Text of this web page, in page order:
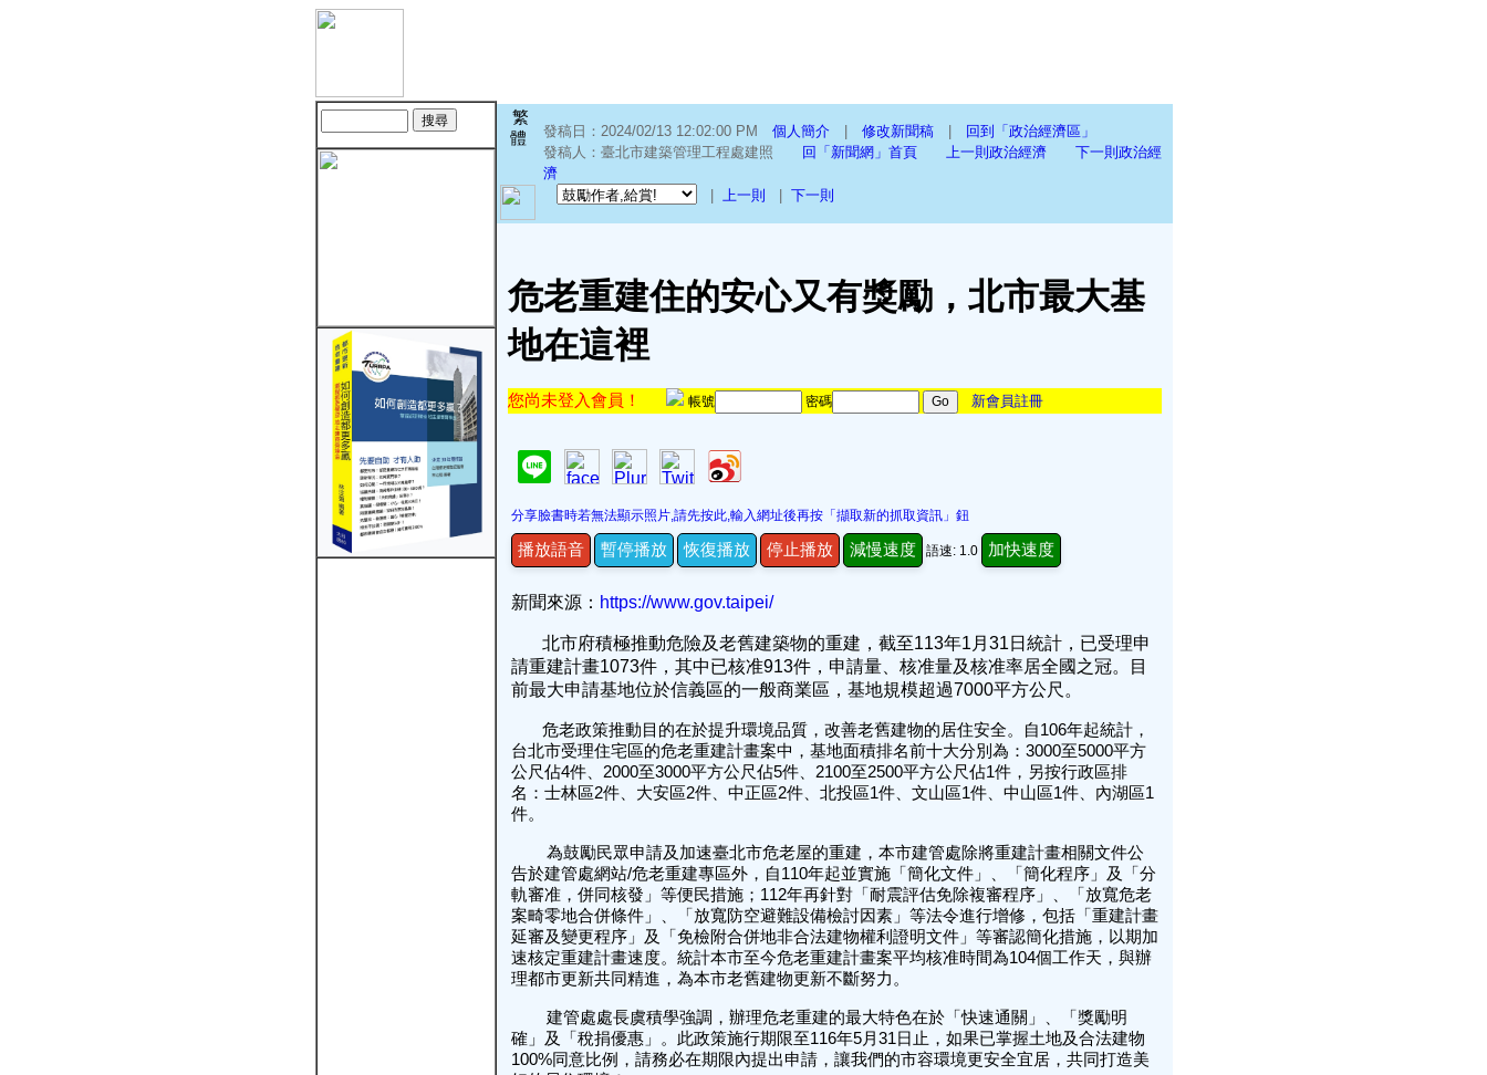
繁
體
發稿日：2024/02/13 12:02:00 PM 個人簡介| 修改新聞稿|
回到「政治經濟區」
發稿人：臺北市建築管理工程處建照
回「新聞網」首頁 上一則政治經濟
下一則政治經
濟
上一則 下一則
危老重建住的安心又有獎勵，北市最大基
地在這裡
您尚未登入會員！ 帳號 密碼 新會員註冊
分享臉書時若無法顯示照片,請先按此,輸入網址後再按「擷取新的抓取資訊」鈕
播放語音 暫停播放 恢復播放 停止播放 減慢速度 語速: 1.0 加快速度
新聞來源： https://www.gov.taipei/
北市府積極推動危險及老舊建築物的重建，截至113年1月31日統計，已受理申
請重建計畫1073件，其中已核准913件，申請量、核准量及核准率居全國之冠。目
前最大申請基地位於信義區的一般商業區，基地規模超過7000平方公尺。
危老政策推動目的在於提升環境品質，改善老舊建物的居住安全。自106年起統計，
台北市受理住宅區的危老重建計畫案中，基地面積排名前十大分別為：3000至5000平方
公尺佔4件、2000至3000平方公尺佔5件、2100至2500平方公尺佔1件，另按行政區排
名：士林區2件、大安區2件、中正區2件、北投區1件、文山區1件、中山區1件、內湖區1
件。
為鼓勵民眾申請及加速臺北市危老屋的重建，本市建管處除將重建計畫相關文件公
告於建管處網站/危老重建專區外，自110年起並實施「簡化文件」、「簡化程序」及「分
軌審准，併同核發」等便民措施；112年再針對「耐震評估免除複審程序」、「放寬危老
案畸零地合併條件」、「放寬防空避難設備檢討因素」等法令進行增修，包括「重建計畫
延審及變更程序」及「免檢附合併地非合法建物權利證明文件」等審認簡化措施，以期加
速核定重建計畫速度。統計本市至今危老重建計畫案平均核准時間為104個工作天，與辦
理都市更新共同精進，為本市老舊建物更新不斷努力。
建管處處長虞積學強調，辦理危老重建的最大特色在於「快速通關」、「獎勵明
確」及「稅捐優惠」。此政策施行期限至116年5月31日止，如果已掌握土地及合法建物
100%同意比例，請務必在期限內提出申請，讓我們的市容環境更安全宜居，共同打造美